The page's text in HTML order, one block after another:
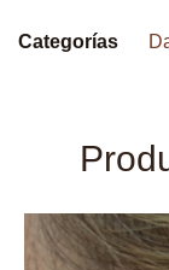
Categorías